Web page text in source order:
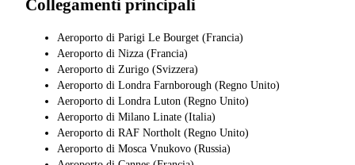
Collegamenti principali
Aeroporto di Parigi Le Bourget (Francia)
Aeroporto di Nizza (Francia)
Aeroporto di Zurigo (Svizzera)
Aeroporto di Londra Farnborough (Regno Unito)
Aeroporto di Londra Luton (Regno Unito)
Aeroporto di Milano Linate (Italia)
Aeroporto di RAF Northolt (Regno Unito)
Aeroporto di Mosca Vnukovo (Russia)